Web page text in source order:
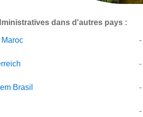
dans d'autres pays :
-
-
Brasil -
-